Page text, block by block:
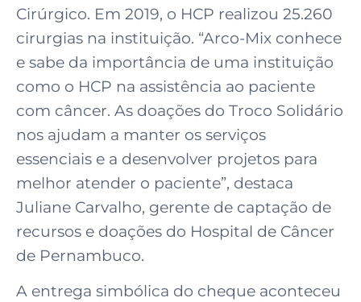
Cirúrgico. Em 2019, o HCP realizou 25.260
cirurgias na instituição. “Arco-Mix conhece
e sabe da importância de uma instituição
como o HCP na assistência ao paciente
com câncer. As doações do Troco Solidário
nos ajudam a manter os serviços
essenciais e a desenvolver projetos para
melhor atender o paciente”, destaca
Juliane Carvalho, gerente de captação de
recursos e doações do Hospital de Câncer
de Pernambuco. ⠀
A entrega simbólica do cheque aconteceu